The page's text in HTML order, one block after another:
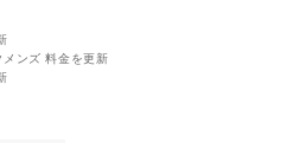
ンズ 料金を更新